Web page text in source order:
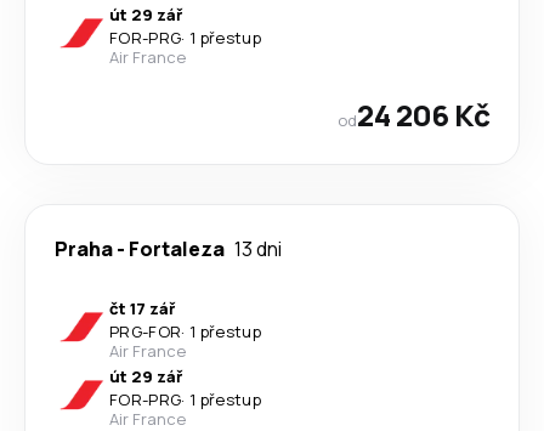
út 29 zář
FOR-PRG· 1 přestup
Air France
od24 206 Kč
Praha- Fortaleza 13 dni
čt 17 zář
PRG-FOR· 1 přestup
Air France
út 29 zář
FOR-PRG· 1 přestup
Air France